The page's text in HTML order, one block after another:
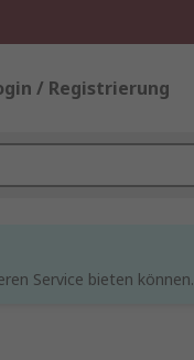
/ Registrierung
Service bieten können.